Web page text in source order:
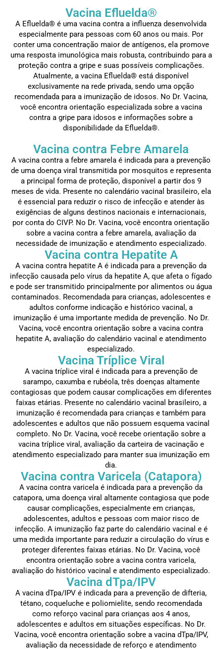
Vacina Efluelda®
A Efluelda® é uma vacina contra a influenza desenvolvida
especialmente para pessoas com 60 anos ou mais. Por
conter uma concentração maior de antígenos, ela promove
uma resposta imunológica mais robusta, contribuindo para a
proteção contra a gripe e suas possíveis complicações.
Atualmente, a vacina Efluelda® está disponível
exclusivamente na rede privada, sendo uma opção
recomendada para a imunização de idosos. No Dr. Vacina,
você encontra orientação especializada sobre a vacina
contra a gripe para idosos e informações sobre a
disponibilidade da Efluelda®.
Vacina contra Febre Amarela
A vacina contra a febre amarela é indicada para a prevenção
de uma doença viral transmitida por mosquitos e representa
a principal forma de proteção, disponível a partir dos 9
meses de vida. Presente no calendário vacinal brasileiro, ela
é essencial para reduzir o risco de infecção e atender às
exigências de alguns destinos nacionais e internacionais,
por conta do CIVP. No Dr. Vacina, você encontra orientação
sobre a vacina contra a febre amarela, avaliação da
necessidade de imunização e atendimento especializado.
Vacina contra Hepatite A
A vacina contra hepatite A é indicada para a prevenção da
infecção causada pelo vírus da hepatite A, que afeta o fígado
e pode ser transmitido principalmente por alimentos ou água
contaminados. Recomendada para crianças, adolescentes e
adultos conforme indicação e histórico vacinal, a
imunização é uma importante medida de prevenção. No Dr.
Vacina, você encontra orientação sobre a vacina contra
hepatite A, avaliação do calendário vacinal e atendimento
especializado.
Vacina Tríplice Viral
A vacina tríplice viral é indicada para a prevenção de
sarampo, caxumba e rubéola, três doenças altamente
contagiosas que podem causar complicações em diferentes
faixas etárias. Presente no calendário vacinal brasileiro, a
imunização é recomendada para crianças e também para
adolescentes e adultos que não possuem esquema vacinal
completo. No Dr. Vacina, você recebe orientação sobre a
vacina tríplice viral, avaliação da carteira de vacinação e
atendimento especializado para manter sua imunização em
dia.
Vacina contra Varicela (Catapora)
A vacina contra varicela é indicada para a prevenção da
catapora, uma doença viral altamente contagiosa que pode
causar complicações, especialmente em crianças,
adolescentes, adultos e pessoas com maior risco de
infecção. A imunização faz parte do calendário vacinal e é
uma medida importante para reduzir a circulação do vírus e
proteger diferentes faixas etárias. No Dr. Vacina, você
encontra orientação sobre a vacina contra varicela,
avaliação do histórico vacinal e atendimento especializado.
Vacina dTpa/IPV
A vacina dTpa/IPV é indicada para a prevenção de difteria,
tétano, coqueluche e poliomielite, sendo recomendada
como reforço vacinal para crianças aos 4 anos,
adolescentes e adultos em situações específicas. No Dr.
Vacina, você encontra orientação sobre a vacina dTpa/IPV,
avaliação da necessidade de reforço e atendimento